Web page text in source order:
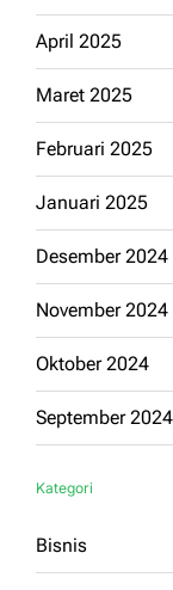
April 2025
Maret 2025
Februari 2025
Januari 2025
Desember 2024
November 2024
Oktober 2024
September 2024
Kategori
Bisnis